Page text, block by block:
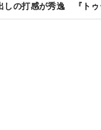
しの打感が秀逸 『トゥ